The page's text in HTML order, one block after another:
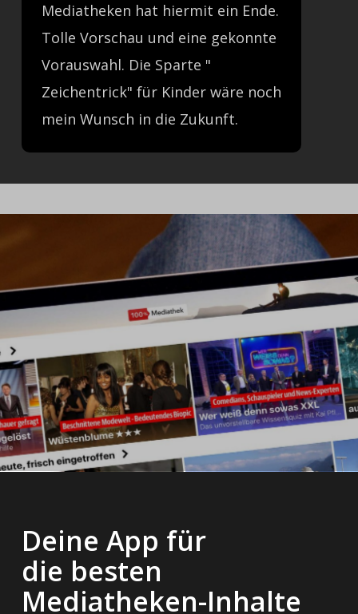
Mediatheken hat hiermit ein Ende.
Tolle Vorschau und eine gekonnte
Vorauswahl. Die Sparte "
Zeichentrick" für Kinder wäre noch
mein Wunsch in die Zukunft.
Deine App für
die besten
Mediatheken-Inhalte